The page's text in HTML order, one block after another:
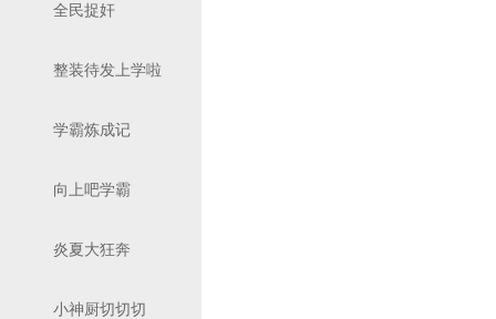
全民捉奸
整装待发上学啦
学霸炼成记
向上吧学霸
炎夏大狂奔
小神厨切切切